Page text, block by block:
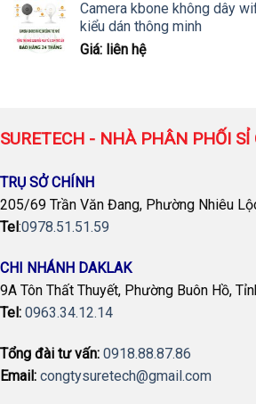
Camera kbone không dây
kiểu dán thông minh
Giá: liên hệ
SURETECH - NHÀ PHÂN PHỐI SỈ
TRỤ SỞ CHÍNH
205/69 Trần Văn Đang, Phường Nhiêu
Tel:0978.51.51.59
CHI NHÁNH DAKLAK
9A Tôn Thất Thuyết, Phường Buôn Hồ,
Tel: 0963.34.12.14
Tổng đài tư vấn: 0918.88.87.86
Email: congtysuretech@gmail.com